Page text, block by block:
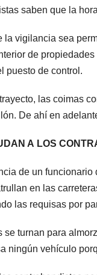
saben que la
la vigilancia sea
de
puesto de control.
las coimas
De ahí en
A LOS
de un
en las
las requisas por
se turnan para
ningún vehículo